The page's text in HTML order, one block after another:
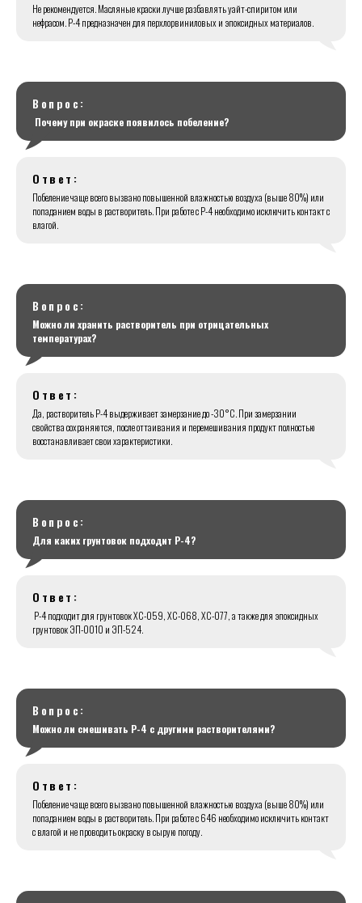
Не рекомендуется. Масляные краски лучше разбавлять уайт-спиритом или
нефрасом. Р-4 предназначен для перхлорвиниловых и эпоксидных материалов.
Вопрос:
Почему при окраске появилось побеление?
Ответ:
Побеление чаще всего вызвано повышенной влажностью воздуха (выше 80%) или
попаданием воды в растворитель. При работе с Р-4 необходимо исключить контакт с
влагой.
Вопрос:
Можно ли хранить растворитель при отрицательных
температурах?
Ответ:
Да, растворитель Р-4 выдерживает замерзание до -30°C. При замерзании
свойства сохраняются, после оттаивания и перемешивания продукт полностью
восстанавливает свои характеристики.
Вопрос:
Для каких грунтовок подходит Р-4?
Ответ:
Р-4 подходит для грунтовок ХС-059, ХС-068, ХС-077, а также для эпоксидных
грунтовок ЭП-0010 и ЭП-524.
Вопрос:
Можно ли смешивать Р-4 с другими растворителями?
Ответ:
Побеление чаще всего вызвано повышенной влажностью воздуха (выше 80%) или
попаданием воды в растворитель. При работе с 646 необходимо исключить контакт
с влагой и не проводить окраску в сырую погоду.